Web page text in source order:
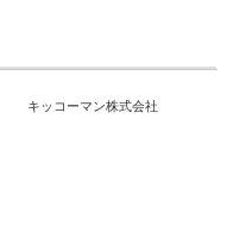
キッコーマン株式会社